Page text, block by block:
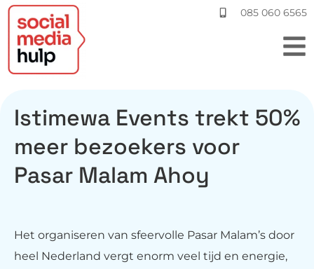
085 060 6565
Istimewa Events trekt 50%
meer bezoekers voor
Pasar Malam Ahoy
Het organiseren van sfeervolle Pasar Malam’s door
heel Nederland vergt enorm veel tijd en energie,